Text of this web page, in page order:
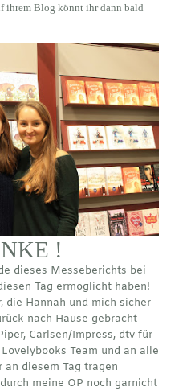
ihrem Blog könnt ihr dann bald
!
dieses Messeberichts bei
Tag ermöglicht haben!
die Hannah und mich sicher
nach Hause gebracht
Carlsen/Impress, dtv für
Team und an alle
diesem Tag tragen
meine OP noch garnicht